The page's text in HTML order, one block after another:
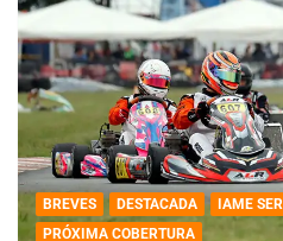
BREVES DESTACADA
IAME
PRÓXIMA COBERTURA